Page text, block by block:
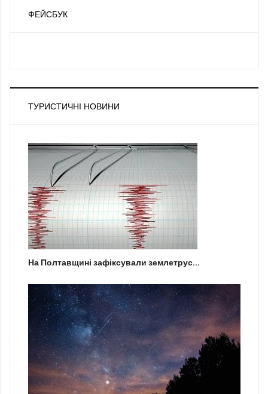
ФЕЙСБУК
ТУРИСТИЧНІ НОВИНИ
На Полтавщині зафіксували землетрус...